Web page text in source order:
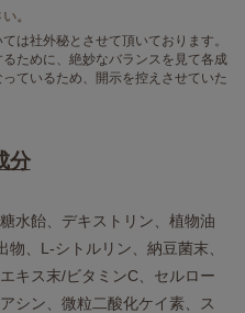
。
は社外秘とさせて頂いております。
ために、絶妙なバランスを見て各成
ているため、開示を控えさせていた
分
水飴、デキストリン、植物油
、L-シトルリン、納豆菌末、
キス末/ビタミンC、セルロー
シン、微粒二酸化ケイ素、ス